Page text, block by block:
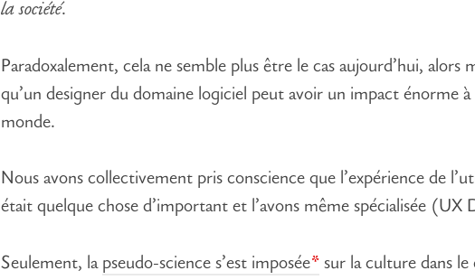
la société.
Paradoxalement, cela ne semble plus être le cas aujourd’hui, alors
qu’un designer du domaine logiciel peut avoir un impact énorme à
monde.
Nous avons collectivement pris conscience que l’expérience de
était quelque chose d’important et l’avons même spécialisée (UX
Seulement, la pseudo-science s’est imposée sur la culture dans le